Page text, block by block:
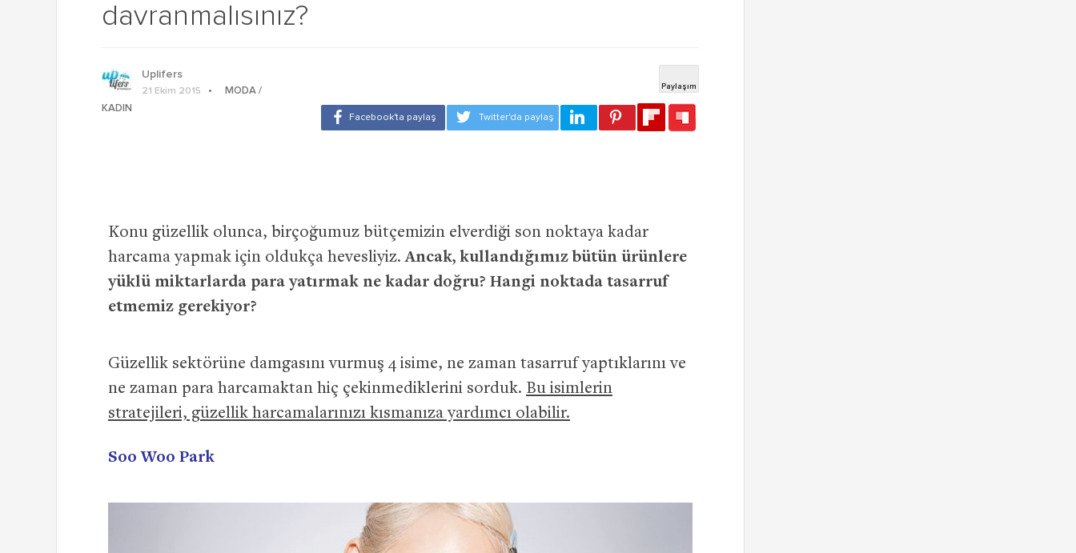
davranmalısınız?
Uplifers
21 Ekim 2015
MODA /
KADIN
Konu güzellik olunca, birçoğumuz bütçemizin elverdiği son noktaya kadar
harcama yapmak için oldukça hevesliyiz.Ancak, kullandığımız bütün ürünlere
yüklü miktarlarda para yatırmak ne kadar doğru? Hangi noktada tasarruf
etmemiz gerekiyor?
Güzellik sektörüne damgasını vurmuş 4 isime, ne zaman tasarruf yaptıklarını ve
ne zaman para harcamaktan hiç çekinmediklerini sorduk. Bu isimlerin
stratejileri, güzellik harcamalarınızı kısmanıza yardımcı olabilir.
Soo Woo Park